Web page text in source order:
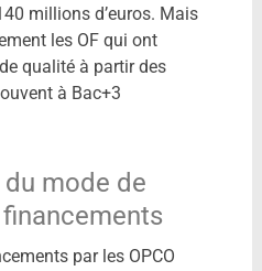
millions d’euros.​ Mais
les OF qui ont
qualité à partir des
à Bac+3
mode de
par les OPCO